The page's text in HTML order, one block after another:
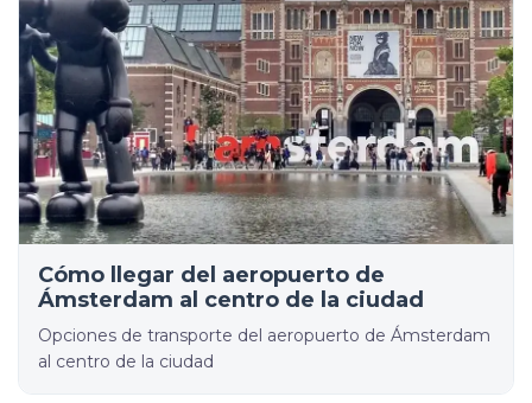
Cómo llegar del aeropuerto de
Ámsterdam al centro de la ciudad
Opciones de transporte del aeropuerto de Ámsterdam
al centro de la ciudad